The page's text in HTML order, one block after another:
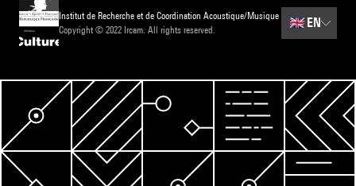
Institut de Recherche et de Coordination Acoustique/Musique
Copyright © 2022 Ircam. All rights reserved.
🇬🇧 EN